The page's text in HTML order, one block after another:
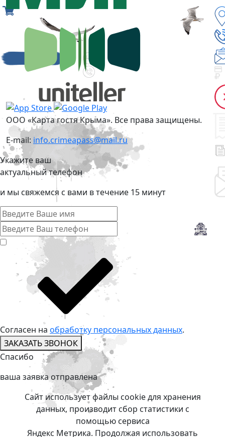
ООО «Карта гостя Крыма». Все права защищены.
E-mail: info.crimeapass@mail.ru
Укажите ваш
актуальный телефон
и мы свяжемся с вами в течение 15 минут
Согласен на обработку персональных данных.
ЗАКАЗАТЬ ЗВОНОК
Спасибо
ваша заявкa отправлена
Сайт использует файлы cookie для хранения
данных, производит сбор статистики с
помощью сервиса
Яндекс Метрика. Продолжая использовать